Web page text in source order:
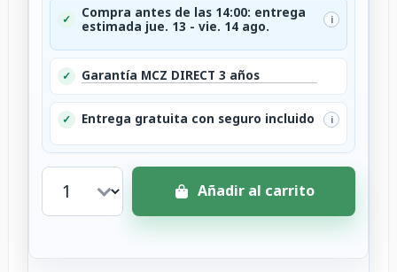
✓
Compra antes de las 14:00: entrega
estimada jue. 13 - vie. 14 ago.
i
✓ Garantía MCZ DIRECT 3 años
✓ Entrega gratuita con seguro incluido i
Añadir al carrito